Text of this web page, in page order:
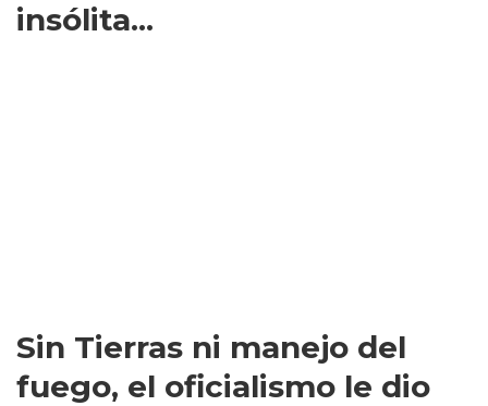
insólita...
Sin Tierras ni manejo del
fuego, el oficialismo le dio